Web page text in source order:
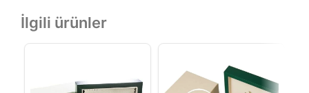
İlgili ürünler